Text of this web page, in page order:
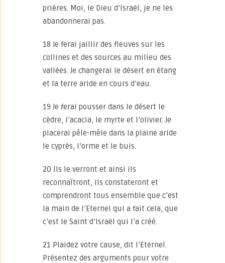
prières. Moi, le Dieu d’Israël, je ne les
abandonnerai pas.
18 Je ferai jaillir des fleuves sur les
collines et des sources au milieu des
vallées. Je changerai le désert en étang
et la terre aride en cours d’eau.
19 Je ferai pousser dans le désert le
cèdre, l’acacia, le myrte et l’olivier. Je
placerai pêle-mêle dans la plaine aride
le cyprès, l’orme et le buis.
20 Ils le verront et ainsi ils
reconnaîtront, ils constateront et
comprendront tous ensemble que c’est
la main de l’Eternel qui a fait cela, que
c’est le Saint d’Israël qui l’a créé.
21 Plaidez votre cause, dit l’Eternel.
Présentez des arguments pour votre